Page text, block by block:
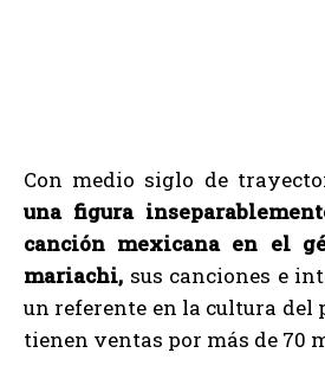
Con medio siglo de
una figura
canción mexicana en el
mariachi, sus canciones e
un referente en la cultura del
tienen ventas por más de 70